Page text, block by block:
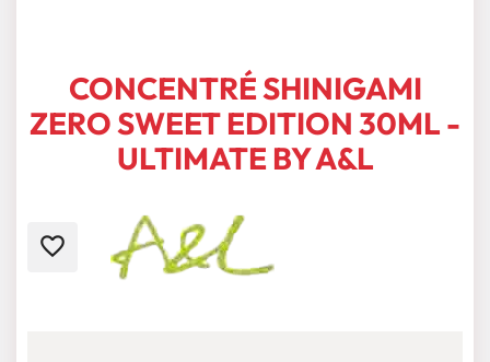
CONCENTRÉ SHINIGAMI
ZERO SWEET EDITION 30ML -
ULTIMATE BY A&L
favorite_border